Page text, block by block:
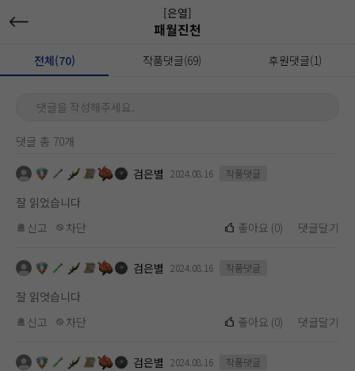
[은열]
패월진천
전체(70) 작품댓글(69) 후원댓글(1)
댓글을 작성해주세요.
댓글 총 70개
검은별 2024.08.16 작품댓글
잘 읽었습니다
신고
차단 좋아요 (0) 댓글달기
검은별 2024.08.16 작품댓글
잘 읽엇습니다
신고
차단 좋아요 (0) 댓글달기
검은별 2024.08.16 작품댓글